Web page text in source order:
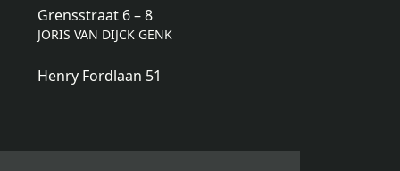
Grensstraat 6 – 8
JORIS VAN DIJCK GENK
Henry Fordlaan 51